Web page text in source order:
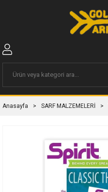
Anasayfa SARF MALZEMELERİ